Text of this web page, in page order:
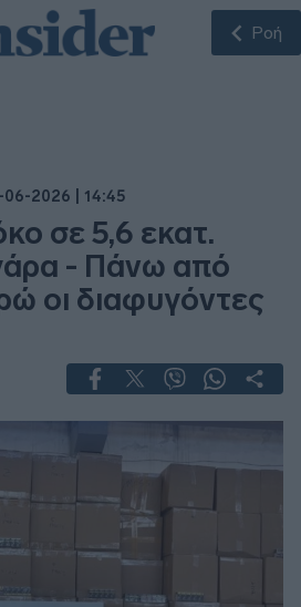
Ροή
06-2026 | 14:45
σε 5,6 εκατ.
- Πάνω από
οι διαφυγόντες